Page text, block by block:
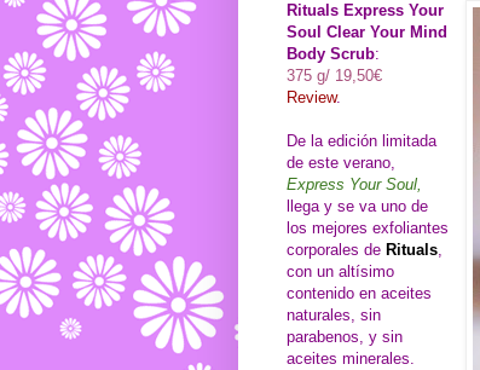
Rituals Express Your
Soul Clear Your Mind
Body Scrub:
375 g/ 19,50€
Review.
De la edición limitada
de este verano,
Express Your Soul,
llega y se va uno de
los mejores exfoliantes
corporales de Rituals,
con un altísimo
contenido en aceites
naturales, sin
parabenos, y sin
aceites minerales.